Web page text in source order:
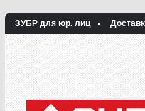
ЗУБР для юр. лиц